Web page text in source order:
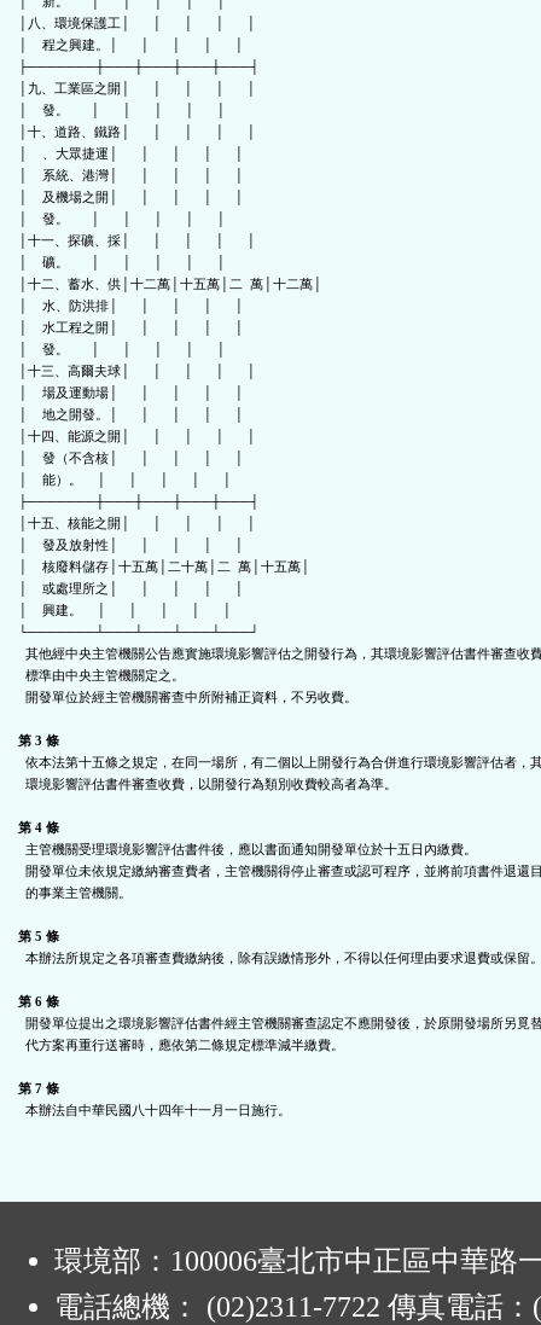
│八、環境保護工│      │      │      │      │
│    程之興建。│      │      │      │      │
├───────┼───┼───┼───┼───┤
│九、工業區之開│      │      │      │      │
│    發。      │      │      │      │      │
│十、道路、鐵路│      │      │      │      │
│    、大眾捷運│      │      │      │      │
│    系統、港灣│      │      │      │      │
│    及機場之開│      │      │      │      │
│    發。      │      │      │      │      │
│十一、探礦、採│      │      │      │      │
│    礦。      │      │      │      │      │
│十二、蓄水、供│十二萬│十五萬│二  萬│十二萬│
│    水、防洪排│      │      │      │      │
│    水工程之開│      │      │      │      │
│    發。      │      │      │      │      │
│十三、高爾夫球│      │      │      │      │
│    場及運動場│      │      │      │      │
│    地之開發。│      │      │      │      │
│十四、能源之開│      │      │      │      │
│    發（不含核│      │      │      │      │
│    能）。    │      │      │      │      │
├───────┼───┼───┼───┼───┤
│十五、核能之開│      │      │      │      │
│    發及放射性│      │      │      │      │
│    核廢料儲存│十五萬│二十萬│二  萬│十五萬│
│    或處理所之│      │      │      │      │
│    興建。    │      │      │      │      │
└───────┴───┴───┴───┴───┘
第 3 條
第 4 條
第 5 條
第 6 條
第 7 條
環境部：100006臺北市中正區中華路
電話總機： (02)2311-7722 傳真電話：